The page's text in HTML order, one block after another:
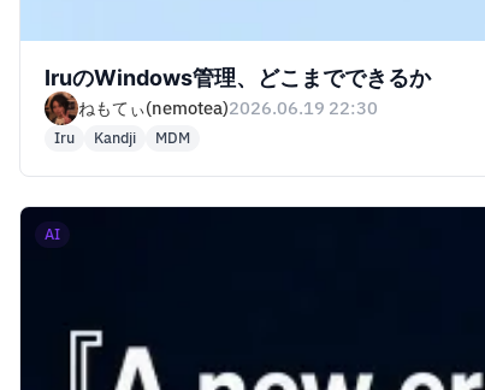
IruのWindows管理、どこまでできるか
ねもてぃ(nemotea)2026.06.19 22:30
Iru Kandji MDM
AI